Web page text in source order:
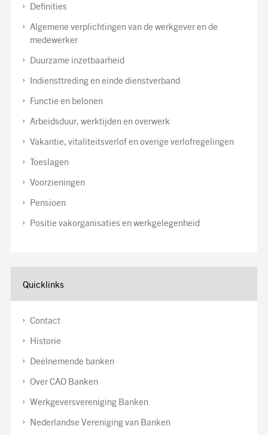
Definities
Algemene verplichtingen van de werkgever en de
medewerker
Duurzame inzetbaarheid
Indiensttreding en einde dienstverband
Functie en belonen
Arbeidsduur, werktijden en overwerk
Vakantie, vitaliteitsverlof en overige verlofregelingen
Toeslagen
Voorzieningen
Pensioen
Positie vakorganisaties en werkgelegenheid
Quicklinks
Contact
Historie
Deelnemende banken
Over CAO Banken
Werkgeversvereniging Banken
Nederlandse Vereniging van Banken